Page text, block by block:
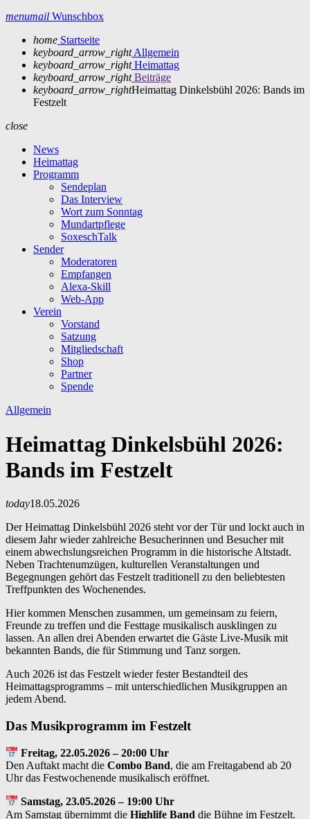
menumail Wunschbox
home Startseite
keyboard_arrow_rightAllgemein
keyboard_arrow_right Heimattag
keyboard_arrow_right Beiträge
keyboard_arrow_rightHeimattag Dinkelsbühl 2026: Bands im
Festzelt
close
News
Heimattag
Programm
Sendeplan
Das Interview
Wort zum Sonntag
Mundartpflege
SoxeschTalk
Sender
Moderatoren
Empfangen
Alexa-Skill
Web-App
Verein
Vorstand
Satzung
Mitgliedschaft
Shop
Partner
Spende
Allgemein
Heimattag Dinkelsbühl 2026:
Bands im Festzelt
today18.05.2026
Der Heimattag Dinkelsbühl 2026 steht vor der Tür und lockt auch in
diesem Jahr wieder zahlreiche Besucherinnen und Besucher mit
einem abwechslungsreichen Programm in die historische Altstadt.
Neben Trachtenumzügen, kulturellen Veranstaltungen und
Begegnungen gehört das Festzelt traditionell zu den beliebtesten
Treffpunkten des Wochenendes.
Hier kommen Menschen zusammen, um gemeinsam zu feiern,
Freunde zu treffen und die Festtage musikalisch ausklingen zu
lassen. An allen drei Abenden erwartet die Gäste Live-Musik mit
bekannten Bands, die für Stimmung und Tanz sorgen.
Auch 2026 ist das Festzelt wieder fester Bestandteil des
Heimattagsprogramms – mit unterschiedlichen Musikgruppen an
jedem Abend.
Das Musikprogramm im Festzelt
Freitag, 22.05.2026 – 20:00 Uhr
Den Auftakt macht die Combo Band, die am Freitagabend ab 20
Uhr das Festwochenende musikalisch eröffnet.
Samstag, 23.05.2026 – 19:00 Uhr
Am Samstag übernimmt die Highlife Band die Bühne im Festzelt.